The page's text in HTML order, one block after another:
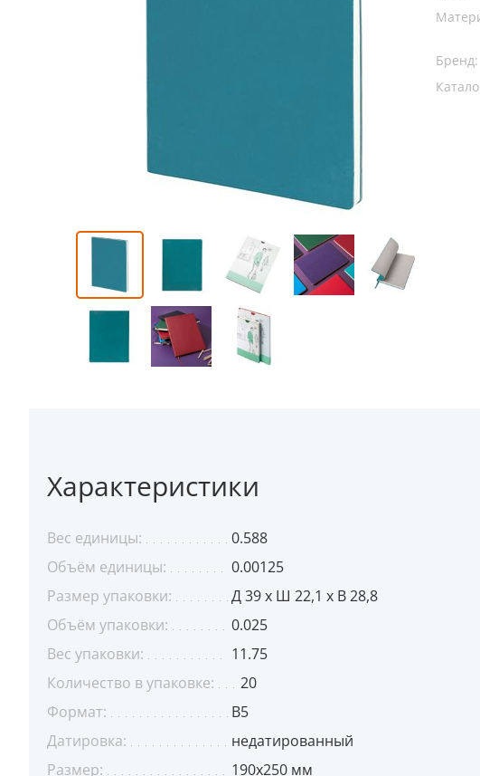
Бренд:
Характеристики
Вес единицы:
0.588
Объём единицы:
0.00125
Размер упаковки:
Д 39 x Ш 22,1 x В 28,8
Объём упаковки:
0.025
Вес упаковки:
11.75
Количество в упаковке:
20
Формат:
B5
Датировка:
недатированный
Размер:
190х250 мм